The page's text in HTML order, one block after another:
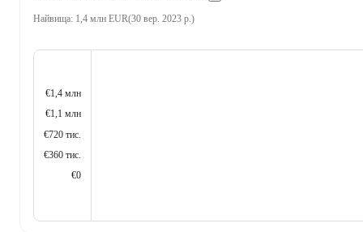
Найвища: 1,4 млн EUR(30 вер. 2023 р.)
€1,4 млн
€1,1 млн
€720 тис.
€360 тис.
€0